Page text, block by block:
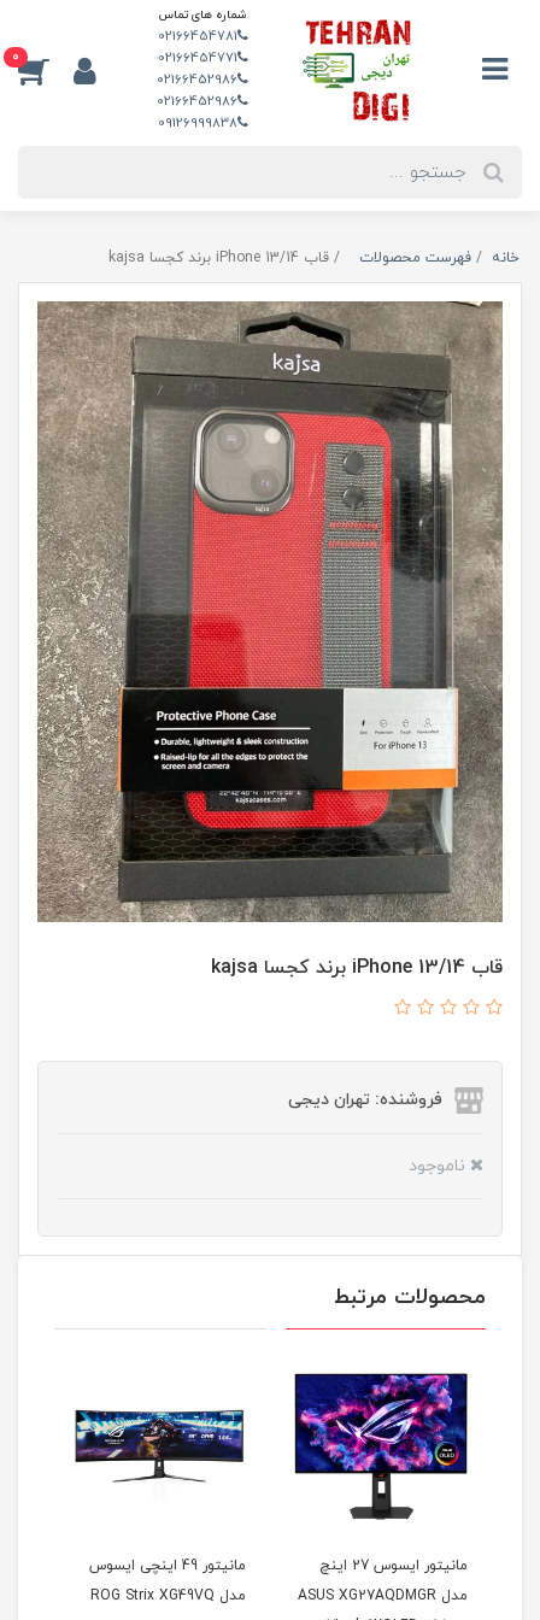
شماره های تماس
02166454781
02166454771
02166452986
02166452986
09126999838
0
خانه فهرست محصولات قاب iPhone 13/14 برند کجسا kajsa
قاب iPhone 13/14 برند کجسا kajsa
فروشنده: تهران دیجی
ناموجود
محصولات مرتبط
مانیتور ایسوس 27 اینچ
مدل ASUS XG27AQDMGR
مانیتور 49 اینچی ایسوس
مدل ROG Strix XG49VQ